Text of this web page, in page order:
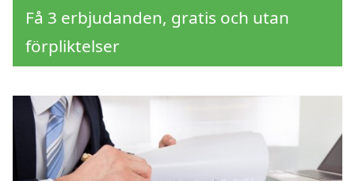
Få 3 erbjudanden, gratis och utan
förpliktelser